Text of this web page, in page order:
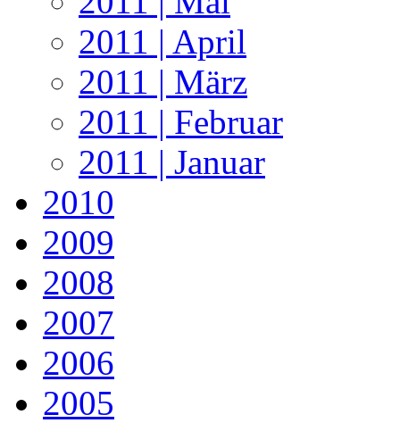
2011 | April
2011 | März
2011 | Februar
2011 | Januar
2010
2009
2008
2007
2006
2005